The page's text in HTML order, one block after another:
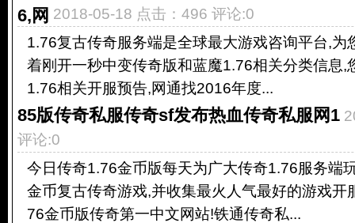
6,网 2018-05-18 点击：496 评论:0
1.76复古传奇服务端是全球最大游戏咨询平台,为
着刚开一秒中变传奇版和蓝魔1.76相关分类信息,
1.76相关开服预告,网通找2016年度...
85版传奇私服传奇sf发布热血传奇私服网1
评论:0
今日传奇1.76金币版每天为广大传奇1.76服务端
金币复古传奇游戏,并收集最火人气最好的游戏开
76金币版传奇第一中文网站!铁通传奇私...